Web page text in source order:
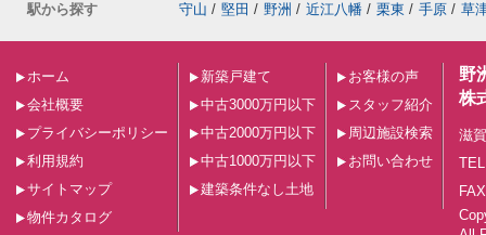
駅から探す
守山 / 堅田 / 野洲 / 近江八幡 / 栗東 / 手原 / 草
ホーム
会社概要
プライバシーポリシー
利用規約
サイトマップ
物件カタログ
新築戸建て
中古3000万円以下
中古2000万円以下
中古1000万円以下
建築条件なし土地
お客様の声
スタッフ紹介
周辺施設検索
お問い合わせ
野
株
滋